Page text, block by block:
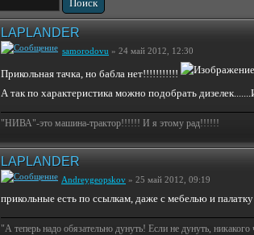
LAPLANDER
samorodovu » 24 май 2012, 12:30
Прикольная тачка, но бабла нет!!!!!!!!!!!
А так по характеристика можно подобрать
"НИВА"-это машина-трактор!!!!!! И я этому рад!!!!!!
LAPLANDER
Andreygeopskov » 25 май 2012, 09:19
прикольные есть по ссылкам, даже с мебелью и
"А теперь надо обязательно дунуть! Если не дунуть,